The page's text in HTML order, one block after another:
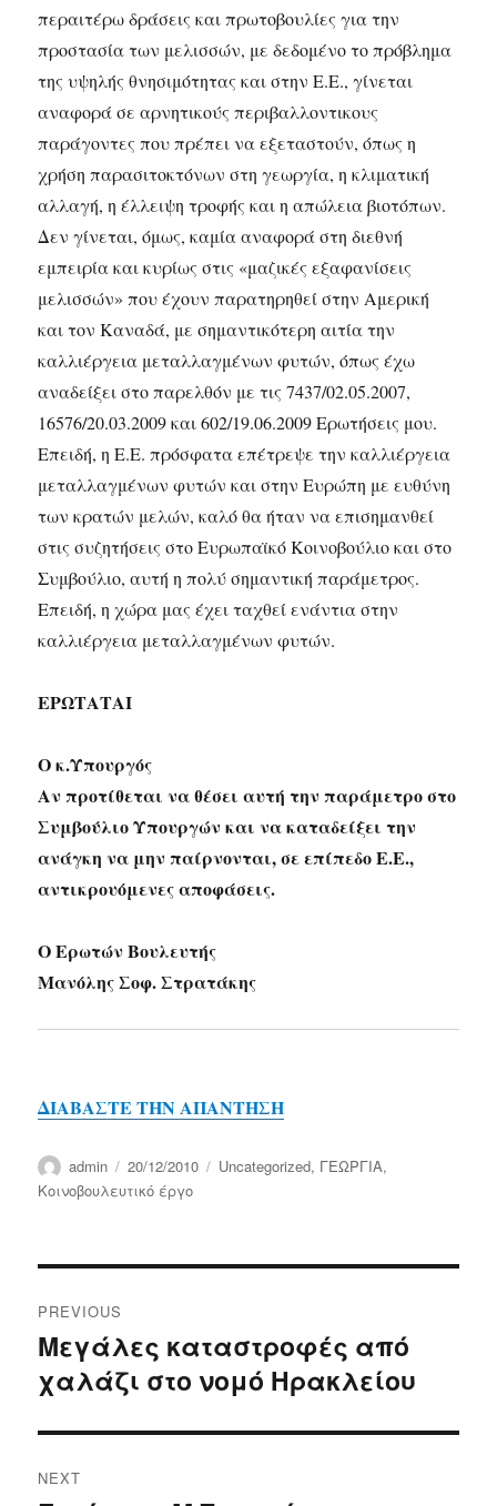
περαιτέρω δράσεις και πρωτοβουλίες για την
προστασία των μελισσών, με δεδομένο το πρόβλημα
της υψηλής θνησιμότητας και στην Ε.Ε., γίνεται
αναφορά σε αρνητικούς περιβαλλοντικους
παράγοντες που πρέπει να εξεταστούν, όπως η
χρήση παρασιτοκτόνων στη γεωργία, η κλιματική
αλλαγή, η έλλειψη τροφής και η απώλεια βιοτόπων.
Δεν γίνεται, όμως, καμία αναφορά στη διεθνή
εμπειρία και κυρίως στις «μαζικές εξαφανίσεις
μελισσών» που έχουν παρατηρηθεί στην Αμερική
και τον Καναδά, με σημαντικότερη αιτία την
καλλιέργεια μεταλλαγμένων φυτών, όπως έχω
αναδείξει στο παρελθόν με τις 7437/02.05.2007,
16576/20.03.2009 και 602/19.06.2009 Ερωτήσεις μου.
Επειδή, η Ε.Ε. πρόσφατα επέτρεψε την καλλιέργεια
μεταλλαγμένων φυτών και στην Ευρώπη με ευθύνη
των κρατών μελών, καλό θα ήταν να επισημανθεί
στις συζητήσεις στο Ευρωπαϊκό Κοινοβούλιο και στο
Συμβούλιο, αυτή η πολύ σημαντική παράμετρος.
Επειδή, η χώρα μας έχει ταχθεί ενάντια στην
καλλιέργεια μεταλλαγμένων φυτών.
ΕΡΩΤΑΤΑΙ
Ο κ.Υπουργός
Αν προτίθεται να θέσει αυτή την παράμετρο στο
Συμβούλιο Υπουργών και να καταδείξει την
ανάγκη να μην παίρνονται, σε επίπεδο Ε.Ε.,
αντικρουόμενες αποφάσεις.
Ο Ερωτών Βουλευτής
Μανόλης Σοφ. Στρατάκης
ΔΙΑΒΑΣΤΕ ΤΗΝ ΑΠΑΝΤΗΣΗ
Author
admin
Posted
on
20/12/2010 Categories
Uncategorized, ΓΕΩΡΓΙΑ,
Κοινοβουλευτικό έργο
navigation
PREVIOUS
Previous
post:
Μεγάλες καταστροφές από
χαλάζι στο νομό Ηρακλείου
NEXT